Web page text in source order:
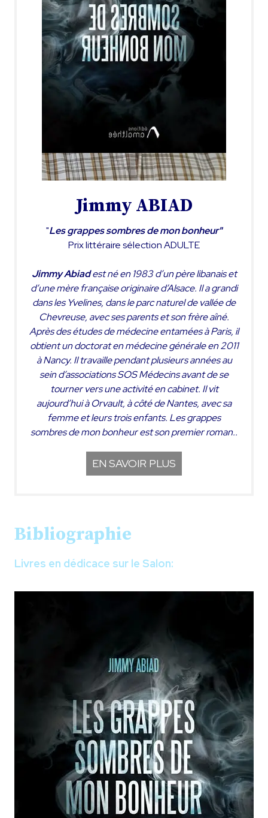
Jimmy ABIAD
"Les grappes sombres de mon bonheur"
Prix littéraire sélection ADULTE
Jimmy Abiadest né en 1983 d’un père libanais et
d’une mère française originaire d’Alsace. Il a grandi
dans les Yvelines, dans le parc naturel de vallée de
Chevreuse, avec ses parents et son frère aîné.
Après des études de médecine entamées à Paris, il
obtient un doctorat en médecine générale en 2011
à Nancy. Il travaille pendant plusieurs années au
sein d’associations SOS Médecins avant de se
tourner vers une activité en cabinet. Il vit
aujourd’hui à Orvault, à côté de Nantes, avec sa
femme et leurs trois enfants. Les grappes
sombres de mon bonheur est son premier roman..
EN SAVOIR PLUS
Bibliographie
Livres en dédicace sur le Salon: